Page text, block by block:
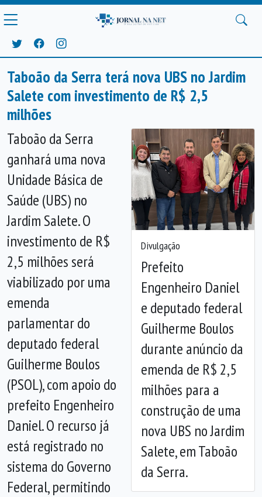
Taboão da Serra terá nova UBS no Jardim
Salete com investimento de R$ 2,5
milhões
Divulgação
Prefeito
Engenheiro Daniel
e deputado federal
Guilherme Boulos
durante anúncio da
emenda de R$ 2,5
milhões para a
construção de uma
nova UBS no Jardim
Salete, em Taboão
da Serra.
Anterior
Taboão da Serra
ganhará uma nova
Unidade Básica de
Saúde (UBS) no
Jardim Salete. O
investimento de R$
2,5 milhões será
viabilizado por uma
emenda
parlamentar do
deputado federal
Guilherme Boulos
(PSOL), com apoio do
prefeito Engenheiro
Daniel. O recurso já
está registrado no
sistema do Governo
Federal, permitindo